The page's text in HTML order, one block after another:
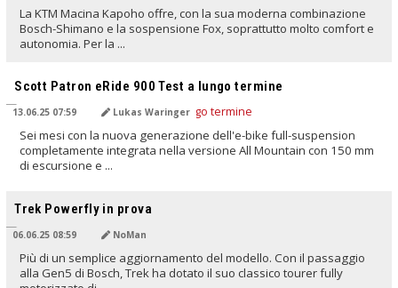
La KTM Macina Kapoho offre, con la sua moderna combinazione
Bosch-Shimano e la sospensione Fox, soprattutto molto comfort e
autonomia. Per la ...
Scott Patron eRide 900 Test a lungo termine
13.06.25 07:59 Lukas Waringer
Sei mesi con la nuova generazione dell'e-bike full-suspension
completamente integrata nella versione All Mountain con 150 mm
di escursione e ...
Trek Powerfly in prova
06.06.25 08:59 NoMan
Più di un semplice aggiornamento del modello. Con il passaggio
alla Gen5 di Bosch, Trek ha dotato il suo classico tourer fully